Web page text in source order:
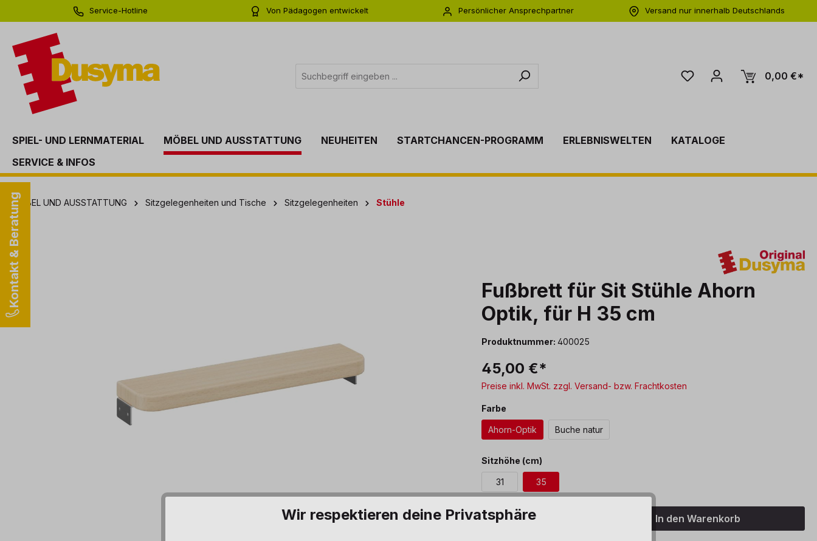
Zur Hauptnavigation springen
Service-Hotline
Von Pädagogen entwickelt
Persönlicher Ansprechpartner
Versand nur innerhalb Deutschlands
0,00 €*
SPIEL- UND LERNMATERIAL MÖBEL UND AUSSTATTUNG NEUHEITEN STARTCHANCEN-PROGRAMM ERLEBNISWELTEN
KATALOGE
SERVICE & INFOS
Kontakt & Beratung
MÖBEL UND AUSSTATTUNG Sitzgelegenheiten und Tische Sitzgelegenheiten Stühle
Bildergalerie überspringen
Fußbrett für Sit Stühle Ahorn
Optik, für H 35 cm
Produktnummer:400025
45,00 €*
Preise inkl. MwSt. zzgl. Versand- bzw. Frachtkosten
Farbe
Ahorn-Optik Buche natur
Sitzhöhe (cm)
31 35
Produkt Anzahl: Gib den gewünschten Wert
In den Warenkorb
Wir respektieren deine Privatsphäre